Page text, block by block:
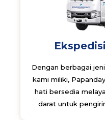
Dengan berbagai
kami miliki,
hati bersedia
darat untuk